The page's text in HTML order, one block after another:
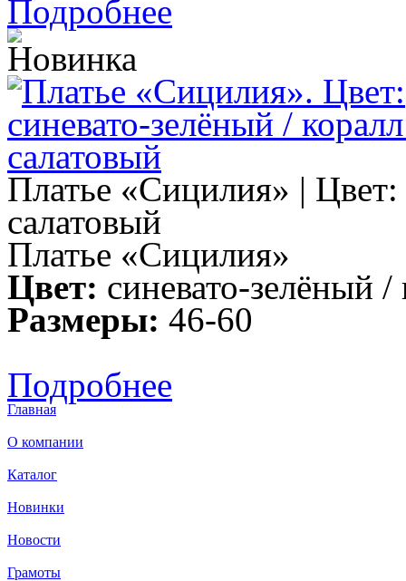
Подробнее
Платье «Сицилия» | Цвет:
салатовый
Платье «Сицилия»
Цвет: синевато-зелёный
Размеры: 46-60
Подробнее
Главная
О компании
Каталог
Новинки
Новости
Грамоты